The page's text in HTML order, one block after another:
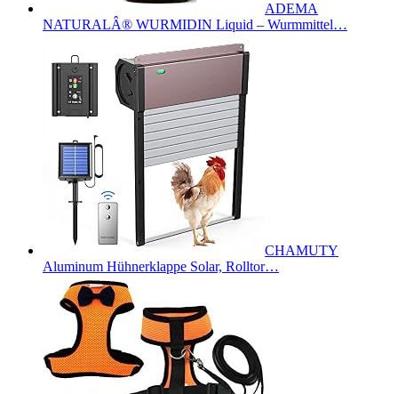
ADEMA
NATURALÂ® WURMIDIN Liquid – Wurmmittel…
CHAMUTY
Aluminum Hühnerklappe Solar, Rolltor…